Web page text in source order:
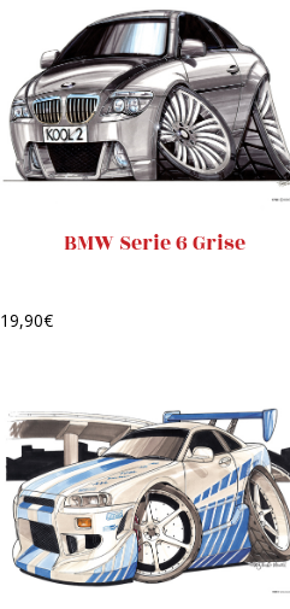
BMW Serie 6 Grise
19,90€